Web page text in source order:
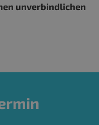
unverbindlichen